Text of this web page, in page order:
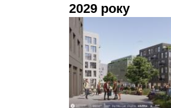
2029 року